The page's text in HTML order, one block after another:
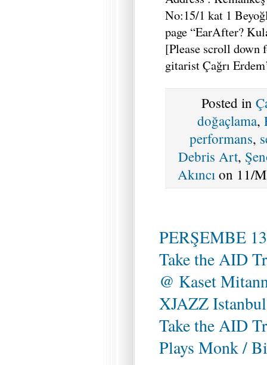
No:15/1 kat 1
page “EarAfter?
[Please scroll down
gitarist Çağrı
Posted in
doğaçlama,
performans,
Debris Art,
Akıncı on 11/
PERŞEMBE
Take the AID
@ Kaset
XJAZZ
Take the AID
Plays Monk /